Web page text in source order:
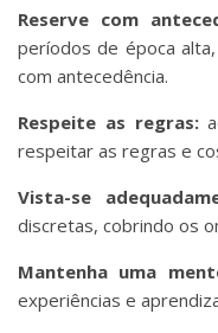
Reserve com
períodos de época
com antecedência.
Respeite as regras:
respeitar as regras e
Vista-se
discretas, cobrindo os
Mantenha uma
experiências e